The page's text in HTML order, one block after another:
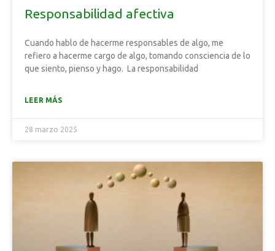
Responsabilidad afectiva
Cuando hablo de hacerme responsables de algo, me
refiero a hacerme cargo de algo, tomando consciencia de lo
que siento, pienso y hago. La responsabilidad
LEER MÁS
28 marzo 2025